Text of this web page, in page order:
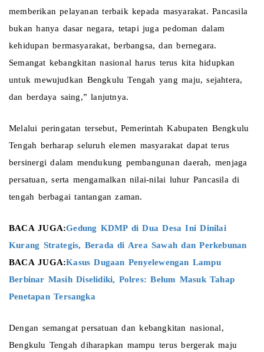
memberikan pelayanan terbaik kepada masyarakat. Pancasila
bukan hanya dasar negara, tetapi juga pedoman dalam
kehidupan bermasyarakat, berbangsa, dan bernegara.
Semangat kebangkitan nasional harus terus kita hidupkan
untuk mewujudkan Bengkulu Tengah yang maju, sejahtera,
dan berdaya saing,” lanjutnya.
Melalui peringatan tersebut, Pemerintah Kabupaten Bengkulu
Tengah berharap seluruh elemen masyarakat dapat terus
bersinergi dalam mendukung pembangunan daerah, menjaga
persatuan, serta mengamalkan nilai-nilai luhur Pancasila di
tengah berbagai tantangan zaman.
BACA JUGA:Gedung KDMP di Dua Desa Ini Dinilai
Kurang Strategis, Berada di Area Sawah dan Perkebunan
BACA JUGA:Kasus Dugaan Penyelewengan Lampu
Berbinar Masih Diselidiki, Polres: Belum Masuk Tahap
Penetapan Tersangka
Dengan semangat persatuan dan kebangkitan nasional,
Bengkulu Tengah diharapkan mampu terus bergerak maju